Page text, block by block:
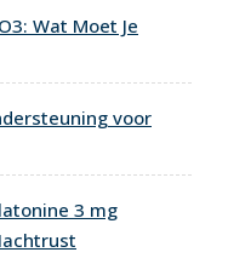
Wat Moet Je
voor
3 mg